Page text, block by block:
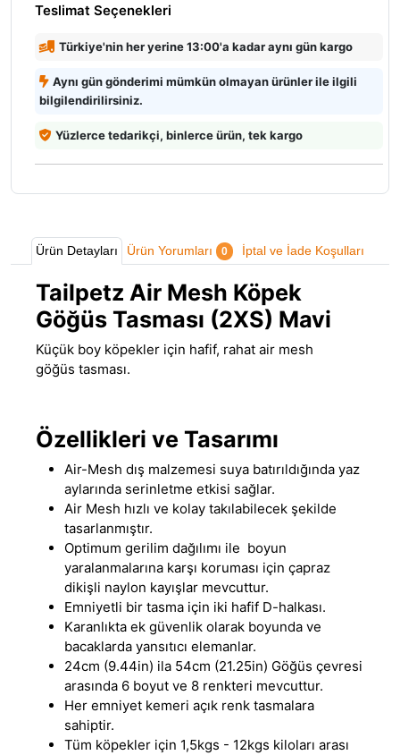
Teslimat Seçenekleri
Türkiye'nin her yerine 13:00'a kadar aynı gün kargo
Aynı gün gönderimi mümkün olmayan ürünler ile ilgili
bilgilendirilirsiniz.
Yüzlerce tedarikçi, binlerce ürün, tek kargo
Ürün Detayları Ürün Yorumları 0 İptal ve İade Koşulları
Tailpetz Air Mesh Köpek
Göğüs Tasması (2XS) Mavi
Küçük boy köpekler için hafif, rahat air mesh
göğüs tasması.
Özellikleri ve Tasarımı
Air-Mesh dış malzemesi suya batırıldığında yaz
aylarında serinletme etkisi sağlar.
Air Mesh hızlı ve kolay takılabilecek şekilde
tasarlanmıştır.
Optimum gerilim dağılımı ile boyun
yaralanmalarına karşı koruması için çapraz
dikişli naylon kayışlar mevcuttur.
Emniyetli bir tasma için iki hafif D-halkası.
Karanlıkta ek güvenlik olarak boyunda ve
bacaklarda yansıtıcı elemanlar.
24cm (9.44in) ila 54cm (21.25in) Göğüs çevresi
arasında 6 boyut ve 8 renkteri mevcuttur.
Her emniyet kemeri açık renk tasmalara
sahiptir.
Tüm köpekler için 1,5kgs - 12kgs kiloları arası